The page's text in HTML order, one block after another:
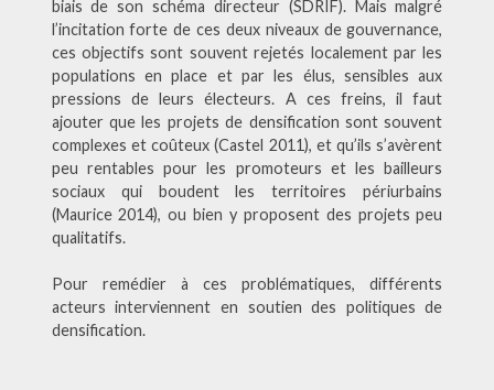
biais de son schéma directeur (SDRIF). Mais malgré
l’incitation forte de ces deux niveaux de gouvernance,
ces objectifs sont souvent rejetés localement par les
populations en place et par les élus, sensibles aux
pressions de leurs électeurs. A ces freins, il faut
ajouter que les projets de densification sont souvent
complexes et coûteux (Castel 2011), et qu’ils s’avèrent
peu rentables pour les promoteurs et les bailleurs
sociaux qui boudent les territoires périurbains
(Maurice 2014), ou bien y proposent des projets peu
qualitatifs.
Pour remédier à ces problématiques, différents
acteurs interviennent en soutien des politiques de
densification.